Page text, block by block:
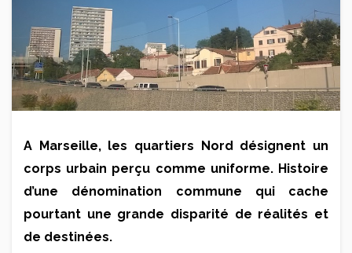
A Marseille, les quartiers Nord désignent un
corps urbain perçu comme uniforme. Histoire
d’une dénomination commune qui cache
pourtant une grande disparité de réalités et
de destinées.